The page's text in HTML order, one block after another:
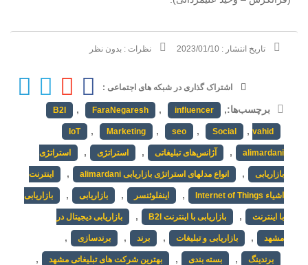
تاریخ انتشار : 2023/01/10 نظرات : بدون نظر
اشتراک گذاری در شبکه های اجتماعی :
برچسب‌ها: B2I , FaraNegaresh , influencer ,
IoT , Marketing , seo , Social , vahid
alimardani
, آژانس‌های تبلیغاتی , استراتژی , استراتژی
بازاریابی , انواع مدلهای استراتژی بازاریابی alimardani , اینترنت
اشیاء Internet of Things , اینفلوئنسر , بازاریابی , بازاریابی
با اینترنت , بازاریابی با اینترنت B2I , بازاریابی دیجیتال در
مشهد , بازاریابی و تبلیغات , برند , برندسازی ,
برندینگ , بسته بندی , بهترین شرکت های تبلیغاتی مشهد ,